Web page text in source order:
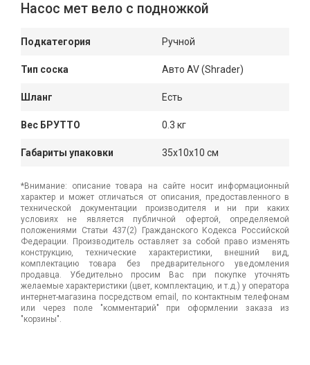
Насос мет вело с подножкой
Подкатегория Ручной
Тип соска Авто AV (Shrader)
Шланг Есть
Вес БРУТТО 0.3 кг
Габариты упаковки 35x10x10 см
*Внимание: описание товара на сайте носит информационный
характер и может отличаться от описания, предоставленного в
технической документации производителя и ни при каких
условиях не является публичной офертой, определяемой
положениями Статьи 437(2) Гражданского Кодекса Российской
Федерации. Производитель оставляет за собой право изменять
конструкцию, технические характеристики, внешний вид,
комплектацию товара без предварительного уведомления
продавца. Убедительно просим Вас при покупке уточнять
желаемые характеристики (цвет, комплектацию, и т.д.) у оператора
интернет-магазина посредством email, по контактным телефонам
или через поле "комментарий" при оформлении заказа из
"корзины".